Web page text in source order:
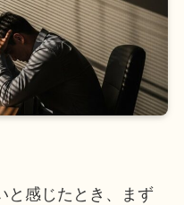
と感じたとき、まず